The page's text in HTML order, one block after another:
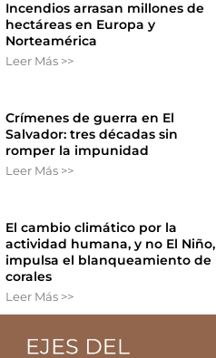
Incendios arrasan millones de
hectáreas en Europa y
Norteamérica
Leer Más >>
Crímenes de guerra en El
Salvador: tres décadas sin
romper la impunidad
Leer Más >>
El cambio climático por la
actividad humana, y no El Niño,
impulsa el blanqueamiento de
corales
Leer Más >>